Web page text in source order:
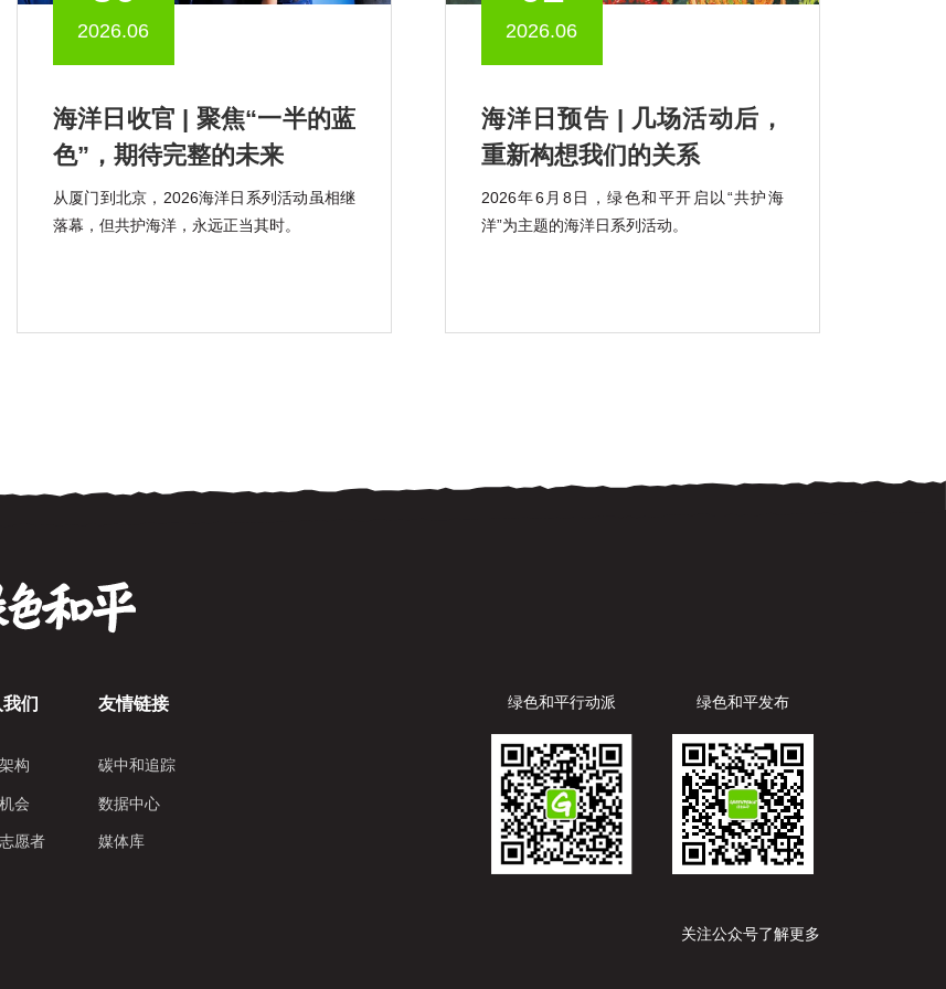
2026.06
海洋日收官 | 聚焦“一半的蓝
色”，期待完整的未来
从厦门到北京，2026海洋日系列活动虽相继
落幕，但共护海洋，永远正当其时。
2026.06
海洋日预告 | 几场活动后，
重新构想我们的关系
2026年6月8日，绿色和平开启以“共护海
洋”为主题的海洋日系列活动。
们
构
会
愿者
友情链接
碳中和追踪
数据中心
媒体库
绿色和平行动派 绿色和平发布
关注公众号了解更多